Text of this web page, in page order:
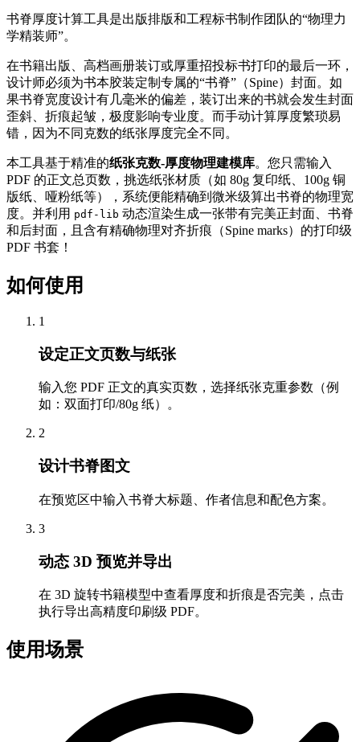
书脊厚度计算工具是出版排版和工程标书制作团队的“物理力
学精装师”。
在书籍出版、高档画册装订或厚重招投标书打印的最后一环，
设计师必须为书本胶装定制专属的“书脊”（Spine）封面。如
果书脊宽度设计有几毫米的偏差，装订出来的书就会发生封面
歪斜、折痕起皱，极度影响专业度。而手动计算厚度繁琐易
错，因为不同克数的纸张厚度完全不同。
本工具基于精准的纸张克数-厚度物理建模库。您只需输入
PDF 的正文总页数，挑选纸张材质（如 80g 复印纸、100g 铜
版纸、哑粉纸等），系统便能精确到微米级算出书脊的物理宽
度。并利用 pdf-lib 动态渲染生成一张带有完美正封面、书脊
和后封面，且含有精确物理对齐折痕（Spine marks）的打印级
PDF 书套！
如何使用
1
设定正文页数与纸张
输入您 PDF 正文的真实页数，选择纸张克重参数（例
如：双面打印/80g 纸）。
2
设计书脊图文
在预览区中输入书脊大标题、作者信息和配色方案。
3
动态 3D 预览并导出
在 3D 旋转书籍模型中查看厚度和折痕是否完美，点击
执行导出高精度印刷级 PDF。
使用场景